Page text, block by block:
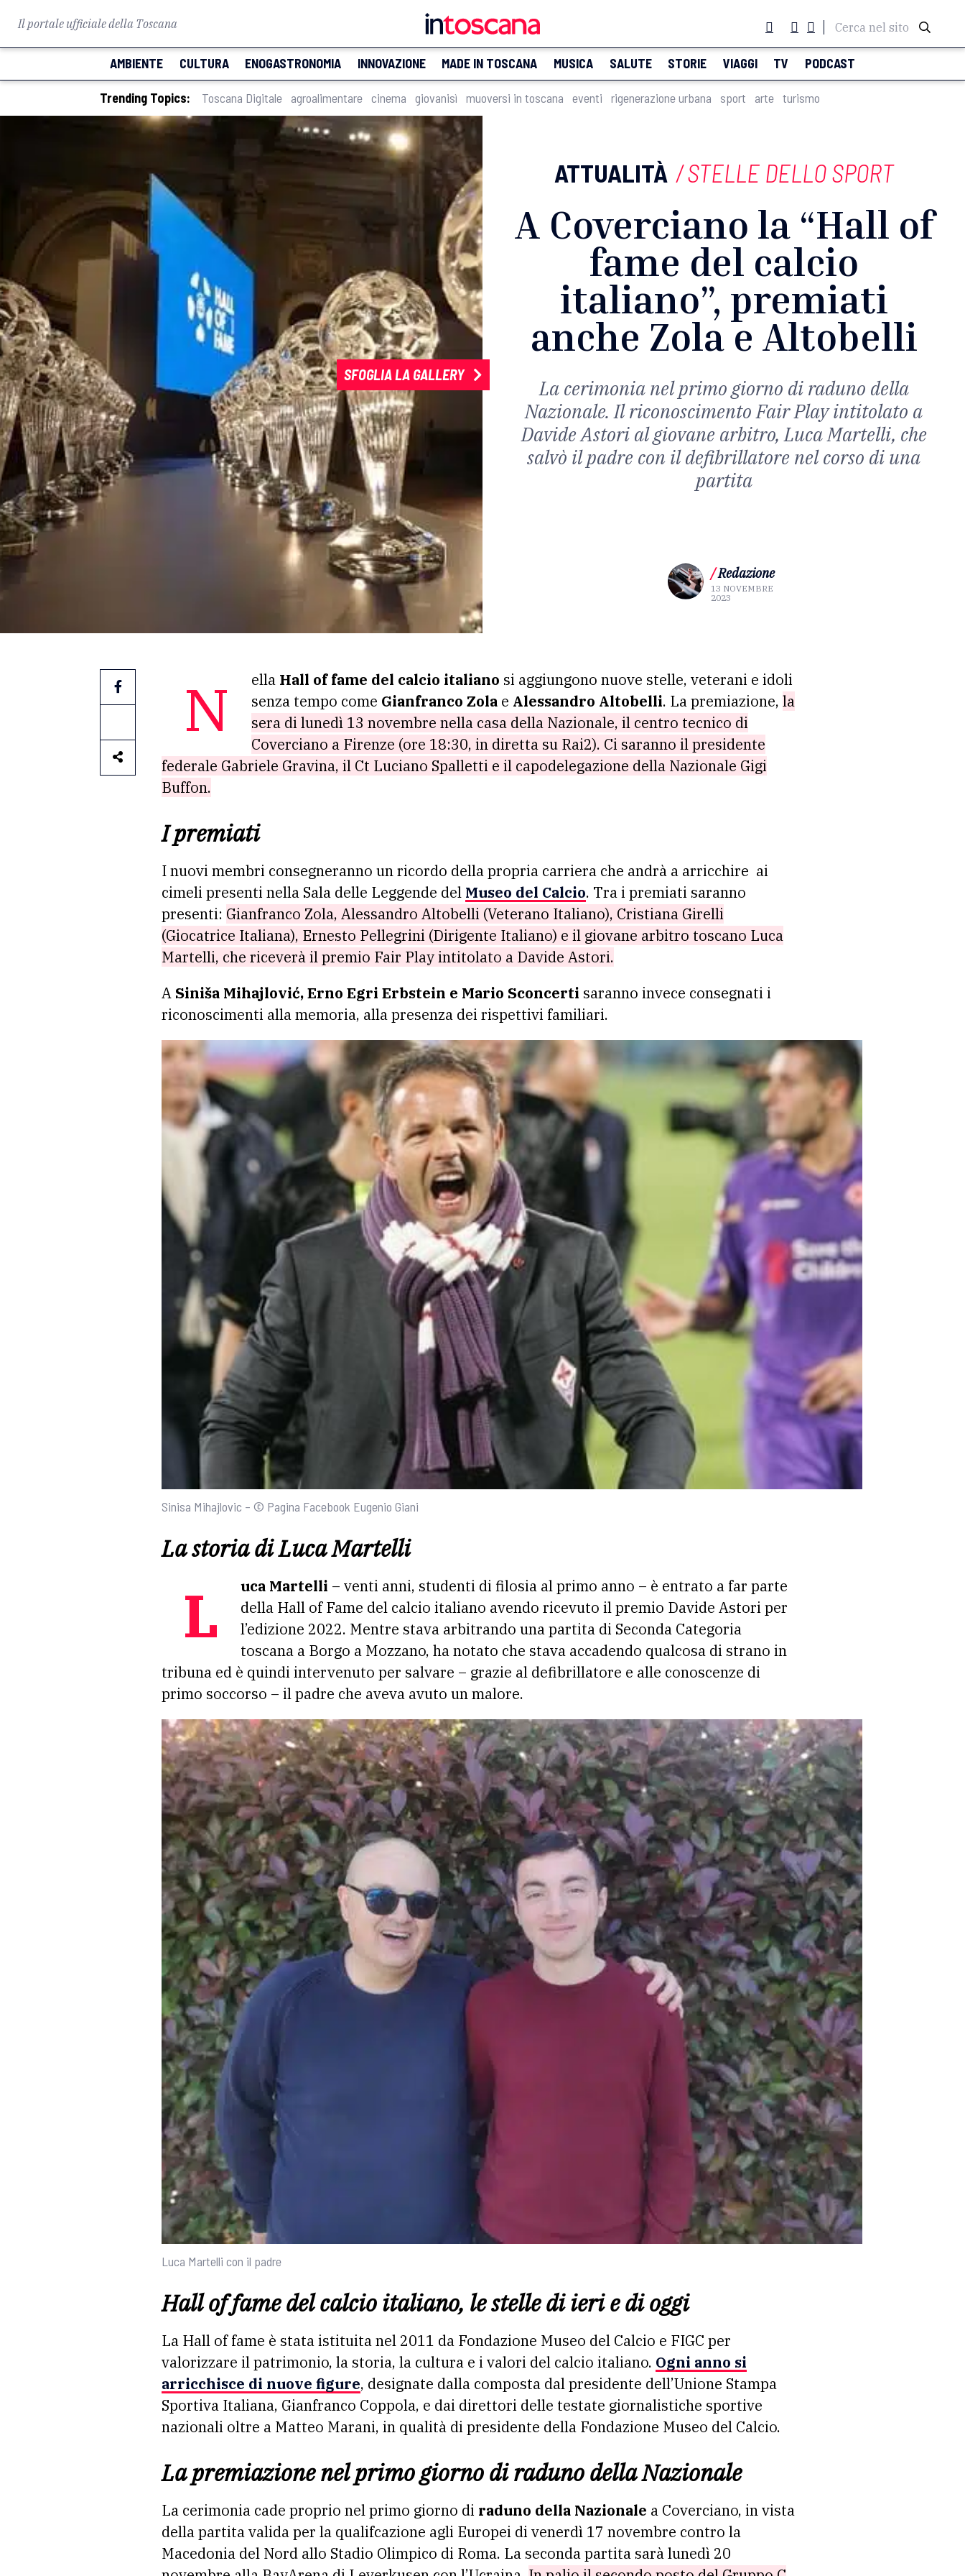
Il portale ufficiale della Toscana Cerca nel sito
AMBIENTE CULTURA ENOGASTRONOMIA INNOVAZIONE MADE IN TOSCANA MUSICA SALUTE STORIE VIAGGI TV PODCAST
Trending Topics: Toscana Digitale agroalimentare cinema giovanisì muoversi in toscana eventi rigenerazione urbana sport arte turismo
SFOGLIA LA GALLERY
ATTUALITÀ /STELLE DELLO SPORT
A Coverciano la “Hall of
fame del calcio
italiano”, premiati
anche Zola e Altobelli
La cerimonia nel primo giorno di raduno della
Nazionale. Il riconoscimento Fair Play intitolato a
Davide Astori al giovane arbitro, Luca Martelli, che
salvò il padre con il defibrillatore nel corso di una
partita
/Redazione
13 NOVEMBRE
2023
Nella Hall of fame del calcio italiano si aggiungono nuove stelle, veterani e idoli
senza tempo come Gianfranco Zola e Alessandro Altobelli. La premiazione, la
sera di lunedì 13 novembre nella casa della Nazionale, il centro tecnico di
Coverciano a Firenze (ore 18:30, in diretta su Rai2). Ci saranno il presidente
federale Gabriele Gravina, il Ct Luciano Spalletti e il capodelegazione della Nazionale Gigi
Buffon.
I premiati
I nuovi membri consegneranno un ricordo della propria carriera che andrà a arricchire ai
cimeli presenti nella Sala delle Leggende del Museo del Calcio. Tra i premiati saranno
presenti: Gianfranco Zola, Alessandro Altobelli (Veterano Italiano), Cristiana Girelli
(Giocatrice Italiana), Ernesto Pellegrini (Dirigente Italiano) e il giovane arbitro toscano Luca
Martelli, che riceverà il premio Fair Play intitolato a Davide Astori.
A Siniša Mihajlović, Erno Egri Erbstein e Mario Sconcerti saranno invece consegnati i
riconoscimenti alla memoria, alla presenza dei rispettivi familiari.
Sinisa Mihajlovic – © Pagina Facebook Eugenio Giani
La storia di Luca Martelli
Luca Martelli – venti anni, studenti di filosia al primo anno – è entrato a far parte
della Hall of Fame del calcio italiano avendo ricevuto il premio Davide Astori per
l’edizione 2022. Mentre stava arbitrando una partita di Seconda Categoria
toscana a Borgo a Mozzano, ha notato che stava accadendo qualcosa di strano in
tribuna ed è quindi intervenuto per salvare – grazie al defibrillatore e alle conoscenze di
primo soccorso – il padre che aveva avuto un malore.
Luca Martelli con il padre
Hall of fame del calcio italiano, le stelle di ieri e di oggi
La Hall of fame è stata istituita nel 2011 da Fondazione Museo del Calcio e FIGC per
valorizzare il patrimonio, la storia, la cultura e i valori del calcio italiano. Ogni anno si
arricchisce di nuove figure, designate dalla composta dal presidente dell’Unione Stampa
Sportiva Italiana, Gianfranco Coppola, e dai direttori delle testate giornalistiche sportive
nazionali oltre a Matteo Marani, in qualità di presidente della Fondazione Museo del Calcio.
La premiazione nel primo giorno di raduno della Nazionale
La cerimonia cade proprio nel primo giorno di raduno della Nazionale a Coverciano, in vista
della partita valida per la qualifcazione agli Europei di venerdì 17 novembre contro la
Macedonia del Nord allo Stadio Olimpico di Roma. La seconda partita sarà lunedì 20